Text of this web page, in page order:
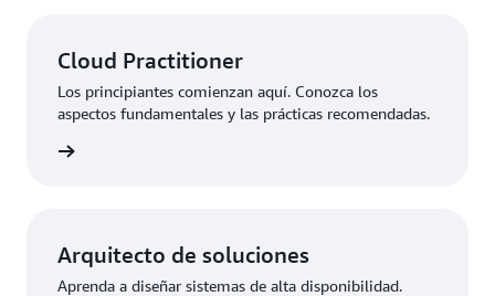
Cloud Practitioner
Los principiantes comienzan aquí. Conozca los
aspectos fundamentales y las prácticas recomendadas.
Arquitecto de soluciones
Aprenda a diseñar sistemas de alta disponibilidad.